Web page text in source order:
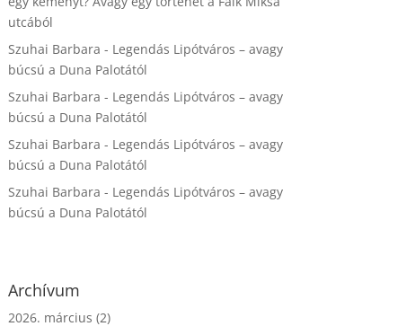
utcából
Szuhai Barbara - Legendás Lipótváros – avagy
búcsú a Duna Palotától
Szuhai Barbara - Legendás Lipótváros – avagy
búcsú a Duna Palotától
Szuhai Barbara - Legendás Lipótváros – avagy
búcsú a Duna Palotától
Szuhai Barbara - Legendás Lipótváros – avagy
búcsú a Duna Palotától
Archívum
2026. március (2)